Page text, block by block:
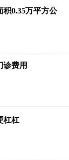
积0.35万平方公
诊费用
杠杠